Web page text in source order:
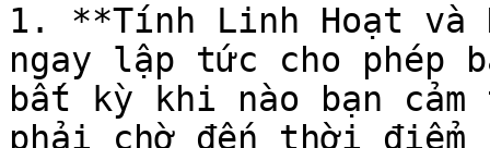
1. **Tính Linh Hoạt và
ngay lập tức cho phép
bất kỳ khi nào bạn
phải chờ đến thời